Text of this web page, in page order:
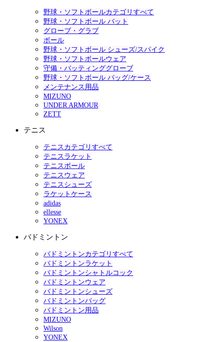
野球・ソフトボールカテゴリすべて
野球・ソフトボール バット
グローブ・グラブ
ボール
野球・ソフトボール シューズ/スパイク
野球・ソフトボールウェア
守備・バッティンググローブ
野球・ソフトボール バッグ/ケース
メンテナンス用品
MIZUNO
UNDER ARMOUR
ZETT
テニス
テニスカテゴリすべて
テニスラケット
テニスボール
テニスウェア
テニスシューズ
ラケットケース
adidas
ellesse
YONEX
バドミントン
バドミントンカテゴリすべて
バドミントンラケット
バドミントンシャトルコック
バドミントンウェア
バドミントンシューズ
バドミントンバッグ
バドミントン用品
MIZUNO
Wilson
YONEX